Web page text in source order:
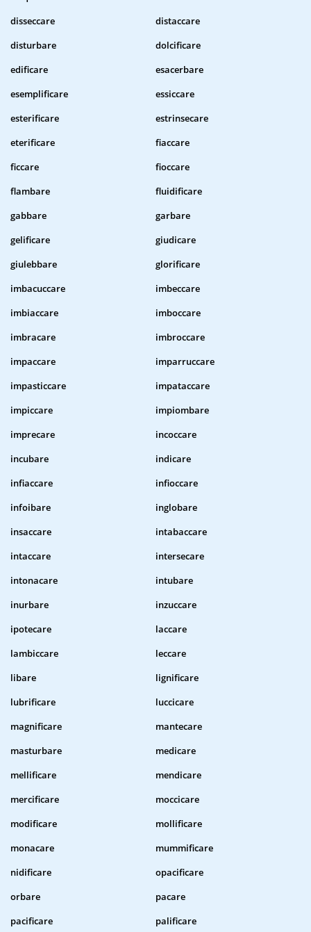
disseccare
distaccare
disturbare
dolcificare
edificare
esacerbare
esemplificare
essiccare
esterificare
estrinsecare
eterificare
fiaccare
ficcare
fioccare
flambare
fluidificare
gabbare
garbare
gelificare
giudicare
giulebbare
glorificare
imbacuccare
imbeccare
imbiaccare
imboccare
imbracare
imbroccare
impaccare
imparruccare
impasticcare
impataccare
impiccare
impiombare
imprecare
incoccare
incubare
indicare
infiaccare
infioccare
infoibare
inglobare
insaccare
intabaccare
intaccare
intersecare
intonacare
intubare
inurbare
inzuccare
ipotecare
laccare
lambiccare
leccare
libare
lignificare
lubrificare
luccicare
magnificare
mantecare
masturbare
medicare
mellificare
mendicare
mercificare
moccicare
modificare
mollificare
monacare
mummificare
nidificare
opacificare
orbare
pacare
pacificare
palificare